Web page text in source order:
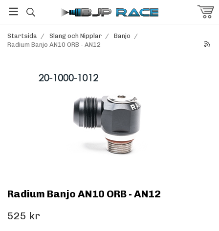
Startsida / Slang och Nipplar / Banjo /
Radium Banjo AN10 ORB - AN12
Radium Banjo AN10 ORB - AN12
525 kr